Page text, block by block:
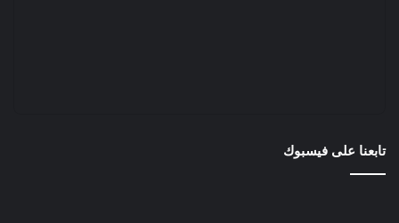
تابعنا على فيسبوك